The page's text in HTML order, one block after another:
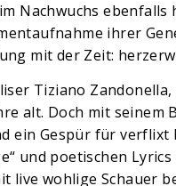
Nachwuchs
ihrer
mit der Zeit:
Tiziano
alt. Doch mit
ein Gespür für
und poetischen
live wohlige Schauer